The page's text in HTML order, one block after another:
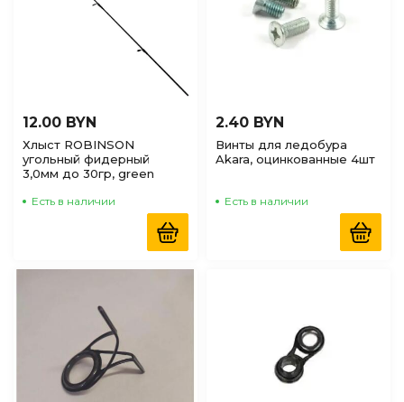
12.00 BYN
Хлыст ROBINSON
угольный фидерный
3,0мм до 30гр, green
Есть в наличии
2.40 BYN
Винты для ледобура
Akara, оцинкованные 4шт
Есть в наличии